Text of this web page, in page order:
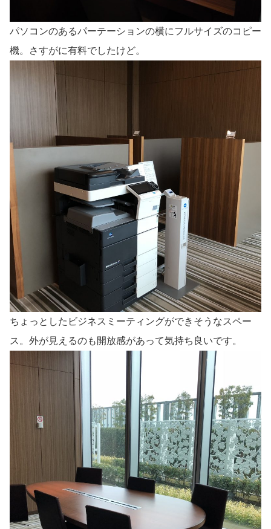
パソコンのあるパーテーションの横にフルサイズのコピー
機。さすがに有料でしたけど。
ちょっとしたビジネスミーティングができそうなスペー
ス。外が見えるのも開放感があって気持ち良いです。